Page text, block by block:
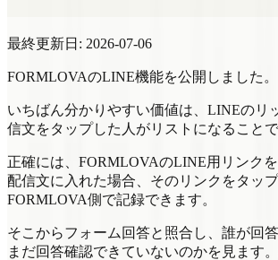
最終更新日: 2026-07-06
FORMLOVAのLINE機能を公開しました。
いちばん分かりやすい価値は、LINEのリ
信文をタップした人がリストになることで
正確には、FORMLOVAのLINE用リンク
配信文に入れた場合、そのリンクをタッ
FORMLOVA側で記録できます。
そこからフォーム回答と照合し、誰が回
まだ回答確認できていないのかを見ます